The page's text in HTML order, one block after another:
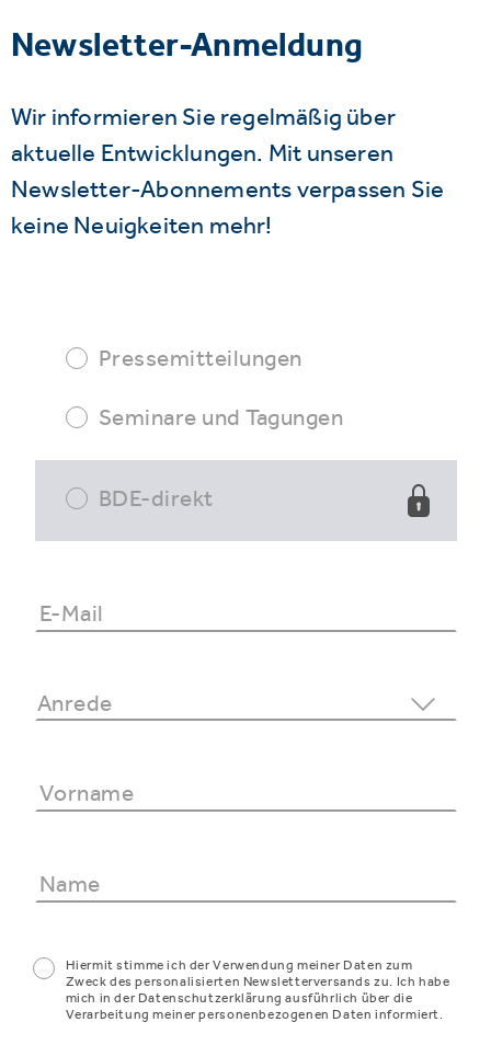
Newsletter-Anmeldung
Wir informieren Sie regelmäßig über
aktuelle Entwicklungen. Mit unseren
Newsletter-Abonnements verpassen Sie
keine Neuigkeiten mehr!
Pressemitteilungen
Seminare und Tagungen
BDE-direkt
Hiermit stimme ich der Verwendung meiner Daten zum
Zweck des personalisierten Newsletterversands zu. Ich habe
mich in der Datenschutzerklärung ausführlich über die
Verarbeitung meiner personenbezogenen Daten informiert.